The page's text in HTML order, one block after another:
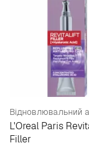
L'Oreal Paris
Filler